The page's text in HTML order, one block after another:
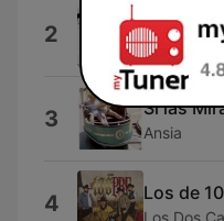
2 La Clika
Los
3 Si las
Ansia
4 Los de
Los Dos